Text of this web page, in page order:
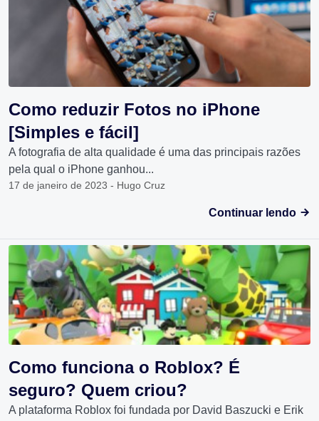
Como reduzir Fotos no iPhone
[Simples e fácil]
A fotografia de alta qualidade é uma das principais razões
pela qual o iPhone ganhou...
17 de janeiro de 2023 - Hugo Cruz
Continuar lendo
Como funciona o Roblox? É
seguro? Quem criou?
A plataforma Roblox foi fundada por David Baszucki e Erik